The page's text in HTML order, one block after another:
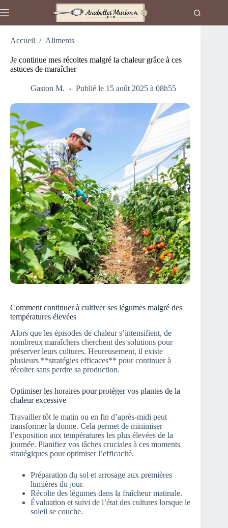
au
Accueil / Aliments
Je continue mes récoltes malgré la chaleur grâce à ces
astuces de maraîcher
Gaston M. Publié le 15 août 2025 à 08h55
Comment continuer à cultiver ses légumes malgré des
températures élevées
Alors que les épisodes de chaleur s’intensifient, de
nombreux maraîchers cherchent des solutions pour
préserver leurs cultures. Heureusement, il existe
plusieurs **stratégies efficaces** pour continuer à
récolter sans perdre sa production.
Optimiser les horaires pour protéger vos plantes de la
chaleur excessive
Travailler tôt le matin ou en fin d’après-midi peut
transformer la donne. Cela permet de minimiser
l’exposition aux températures les plus élevées de la
journée. Planifiez vos tâches cruciales à ces moments
stratégiques pour optimiser l’efficacité.
Préparation du sol et arrosage aux premières
lumières du jour.
Récolte des légumes dans la fraîcheur matinale.
Évaluation et suivi de l’état des cultures lorsque le
soleil se couche.